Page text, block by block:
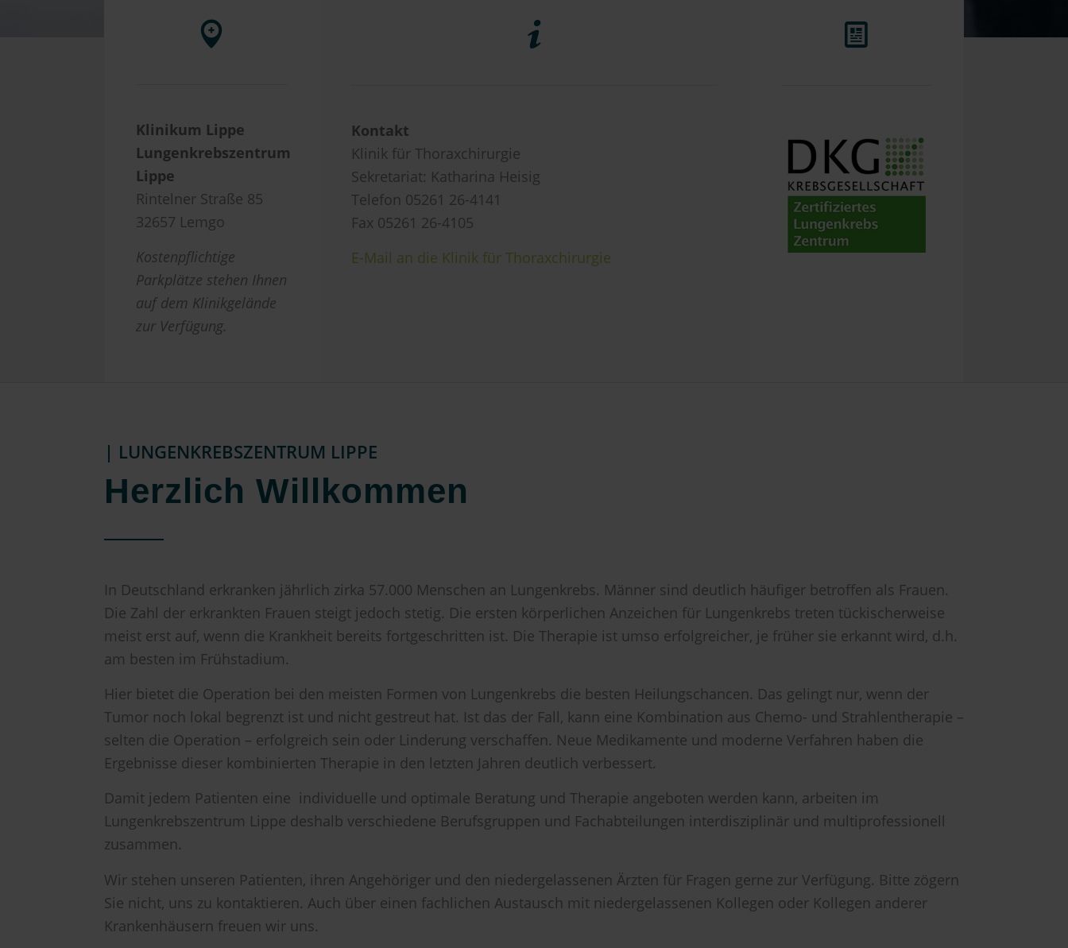
Klinikum Lippe
Lungenkrebszentrum
Lippe
Rintelner Straße 85
32657 Lemgo
Kostenpflichtige
Parkplätze stehen Ihnen
auf dem Klinikgelände
zur Verfügung.
Kontakt
Klinik für Thoraxchirurgie
Sekretariat: Katharina Heisig
Telefon 05261 26-4141
Fax 05261 26-4105
E-Mail an die Klinik für Thoraxchirurgie
| LUNGENKREBSZENTRUM LIPPE
Herzlich Willkommen
In Deutschland erkranken jährlich zirka 57.000 Menschen an Lungenkrebs. Männer sind deutlich häufiger betroffen als Frauen.
Die Zahl der erkrankten Frauen steigt jedoch stetig. Die ersten körperlichen Anzeichen für Lungenkrebs treten tückischerweise
meist erst auf, wenn die Krankheit bereits fortgeschritten ist. Die Therapie ist umso erfolgreicher, je früher sie erkannt wird, d.h.
am besten im Frühstadium.
Hier bietet die Operation bei den meisten Formen von Lungenkrebs die besten Heilungschancen. Das gelingt nur, wenn der
Tumor noch lokal begrenzt ist und nicht gestreut hat. Ist das der Fall, kann eine Kombination aus Chemo-​ und Strahlentherapie –
selten die Operation – erfolgreich sein oder Linderung verschaffen. Neue Medikamente und moderne Verfahren haben die
Ergebnisse dieser kombinierten Therapie in den letzten Jahren deutlich verbessert.
Damit jedem Patienten eine individuelle und optimale Beratung und Therapie angeboten werden kann, arbeiten im
Lungenkrebszentrum Lippe deshalb verschiedene Berufsgruppen und Fachabteilungen interdisziplinär und multiprofessionell
zusammen.
Wir stehen unseren Patienten, ihren Angehöriger und den niedergelassenen Ärzten für Fragen gerne zur Verfügung. Bitte zögern
Sie nicht, uns zu kontaktieren. Auch über einen fachlichen Austausch mit niedergelassenen Kollegen oder Kollegen anderer
Krankenhäusern freuen wir uns.